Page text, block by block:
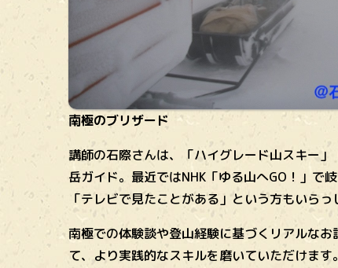
南極のブリザード
講師の石際さんは、「ハイグレード山スキー
岳ガイド。最近ではNHK「ゆる山へGO！」で
「テレビで見たことがある」という方もいらっ
南極での体験談や登山経験に基づくリアルな
て、より実践的なスキルを磨いていただけます。